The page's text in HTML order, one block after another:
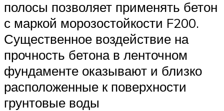
полосы позволяет применять бетон
с маркой морозостойкости F200.
Существенное воздействие на
прочность бетона в ленточном
фундаменте оказывают и близко
расположенные к поверхности
грунтовые воды